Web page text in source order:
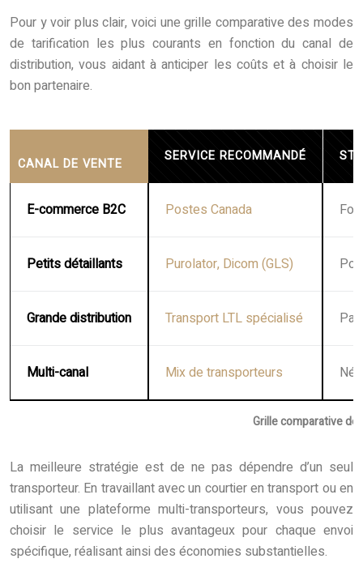
Pour y voir plus clair, voici une grille comparative des modes
de tarification les plus courants en fonction du canal de
distribution, vous aidant à anticiper les coûts et à choisir le
bon partenaire.
Grille comparative
CANAL DE VENTE SERVICE RECOMMANDÉ
E-commerce B2C Postes Canada
Petits détaillants Purolator, Dicom (GLS)
Grande distribution Transport LTL spécialisé
Multi-canal Mix de transporteurs
La meilleure stratégie est de ne pas dépendre d’un seul
transporteur. En travaillant avec un courtier en transport ou en
utilisant une plateforme multi-transporteurs, vous pouvez
choisir le service le plus avantageux pour chaque envoi
spécifique, réalisant ainsi des économies substantielles.